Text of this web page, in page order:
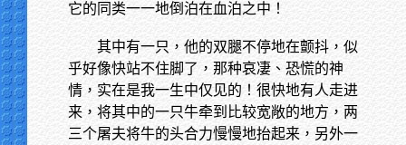
它的同类一一地倒泊在血泊之中！
其中有一只，他的双腿不停地在颤抖，似
乎好像快站不住脚了，那种哀凄、恐慌的神
情，实在是我一生中仅见的！很快地有人走进
来，将其中的一只牛牵到比较宽敞的地方，两
三个屠夫将牛的头合力慢慢地抬起来，另外一